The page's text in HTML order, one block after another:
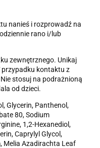
nanieś i rozprowadź na
rano i/lub
zewnętrznego. Unikaj
przypadku kontaktu z
stosuj na podrażnioną
od dzieci.
Glycerin, Panthenol,
80, Sodium
1,2-Hexanediol,
Caprylyl Glycol,
Melia Azadirachta Leaf